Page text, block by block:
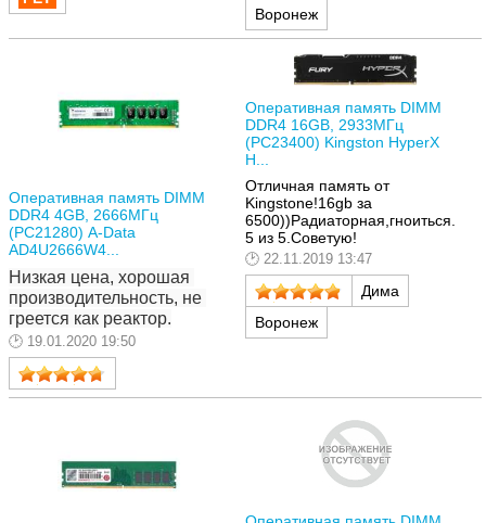
Воронеж
Оперативная память DIMM
DDR4 4GB, 2666МГц
(PC21280) A-Data
AD4U2666W4...
Низкая цена, хорошая
производительность, не
греется как реактор.
19.01.2020 19:50
Оперативная память DIMM
DDR4 16GB, 2933МГц
(PC23400) Kingston HyperX
H...
Отличная память от
Kingstone!16gb за
6500))Радиаторная,гноиться.
5 из 5.Советую!
22.11.2019 13:47
Дима
Воронеж